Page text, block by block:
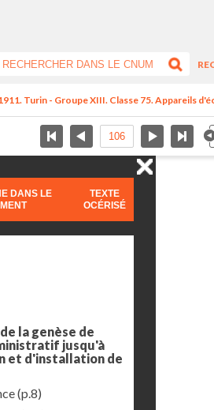
Turin - Groupe XIII. Classe 75. Appareils
DANS LE
TEXTE
OCÉRISÉ
la genèse de
jusqu'à
et d'installation de
(p.8)